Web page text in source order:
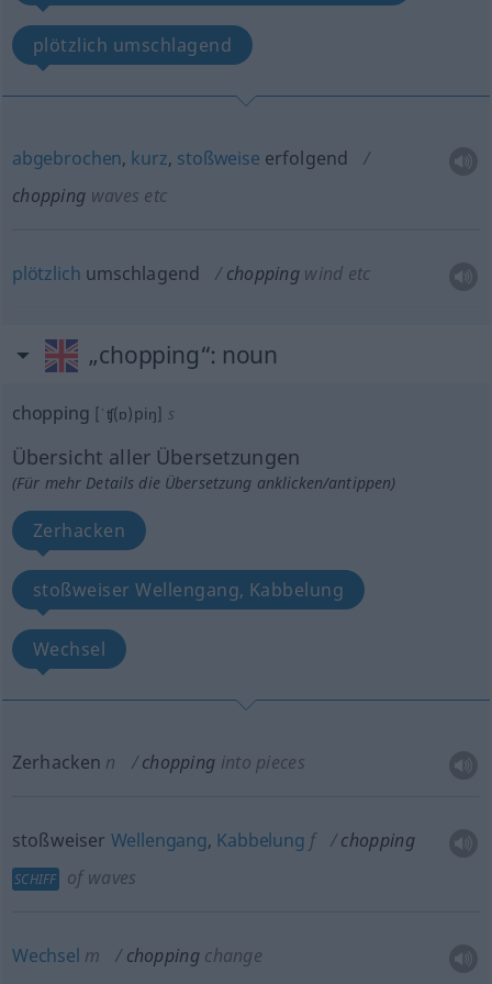
plötzlich umschlagend
abgebrochen, kurz, stoßweise erfolgend
chopping waves etc
plötzlich umschlagend chopping wind etc
„chopping“: noun
chopping [ˈʧ(ɒ)piŋ] s
Übersicht aller Übersetzungen
(Für mehr Details die Übersetzung anklicken/antippen)
Zerhacken
stoßweiser Wellengang, Kabbelung
Wechsel
Zerhacken n chopping into pieces
stoßweiser Wellengang, Kabbelung f chopping
SCHIFF of waves
Wechsel m chopping change